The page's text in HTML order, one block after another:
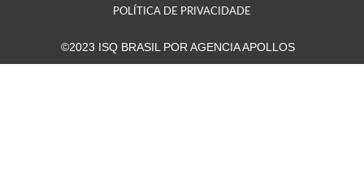
POLÍTICA DE PRIVACIDADE
©2023 ISQ BRASIL POR AGENCIA APOLLOS